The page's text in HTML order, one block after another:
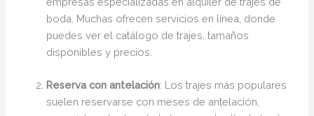
boda. Muchas ofrecen servicios en línea, donde
puedes ver el catálogo de trajes, tamaños
disponibles y precios.
Reserva con antelación: Los trajes más populares
suelen reservarse con meses de antelación,